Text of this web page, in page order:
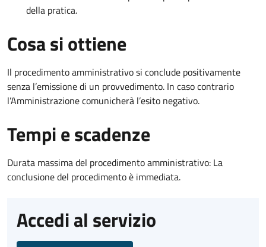
della pratica.
Cosa si ottiene
Il procedimento amministrativo si conclude positivamente
senza l’emissione di un provvedimento. In caso contrario
l’Amministrazione comunicherà l’esito negativo.
Tempi e scadenze
Durata massima del procedimento amministrativo: La
conclusione del procedimento è immediata.
Accedi al servizio